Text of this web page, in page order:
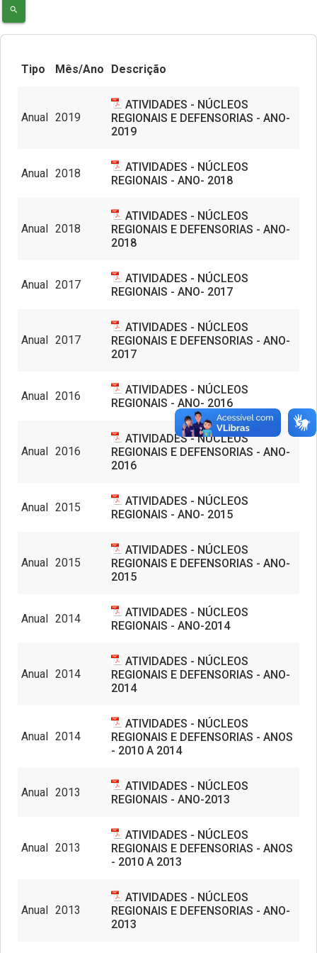
Programa Itinerante
search
Tipo Mês/Ano Descrição
Anual 2019
ATIVIDADES - NÚCLEOS
REGIONAIS E DEFENSORIAS - ANO-
2019
Anual 2018
ATIVIDADES - NÚCLEOS
REGIONAIS - ANO- 2018
Anual 2018
ATIVIDADES - NÚCLEOS
REGIONAIS E DEFENSORIAS - ANO-
2018
Anual 2017
ATIVIDADES - NÚCLEOS
REGIONAIS - ANO- 2017
Anual 2017
ATIVIDADES - NÚCLEOS
REGIONAIS E DEFENSORIAS - ANO-
2017
Anual 2016
ATIVIDADES - NÚCLEOS
REGIONAIS - ANO- 2016
Anual 2016
ATIVIDADES - NÚCLEOS
REGIONAIS E DEFENSORIAS - ANO-
2016
Anual 2015
ATIVIDADES - NÚCLEOS
REGIONAIS - ANO- 2015
Anual 2015
ATIVIDADES - NÚCLEOS
REGIONAIS E DEFENSORIAS - ANO-
2015
Anual 2014
ATIVIDADES - NÚCLEOS
REGIONAIS - ANO-2014
Anual 2014
ATIVIDADES - NÚCLEOS
REGIONAIS E DEFENSORIAS - ANO-
2014
Anual 2014
ATIVIDADES - NÚCLEOS
REGIONAIS E DEFENSORIAS - ANOS
- 2010 A 2014
Anual 2013
ATIVIDADES - NÚCLEOS
REGIONAIS - ANO-2013
Anual 2013
ATIVIDADES - NÚCLEOS
REGIONAIS E DEFENSORIAS - ANOS
- 2010 A 2013
Anual 2013
ATIVIDADES - NÚCLEOS
REGIONAIS E DEFENSORIAS - ANO-
2013